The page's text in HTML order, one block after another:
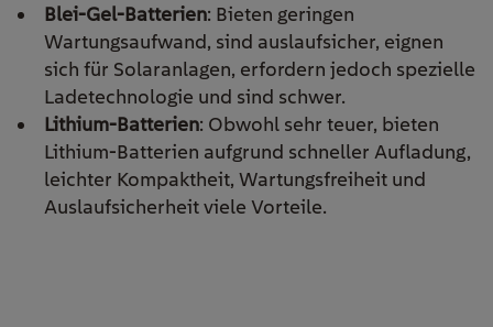
Blei-Gel-Batterien: Bieten geringen
Wartungsaufwand, sind auslaufsicher, eignen
sich für Solaranlagen, erfordern jedoch spezielle
Ladetechnologie und sind schwer.
Lithium-Batterien: Obwohl sehr teuer, bieten
Lithium-Batterien aufgrund schneller Aufladung,
leichter Kompaktheit, Wartungsfreiheit und
Auslaufsicherheit viele Vorteile.